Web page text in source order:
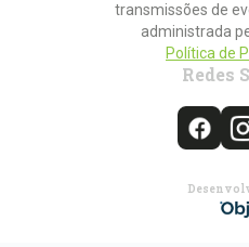
transmissões de
administrada
Política de
Redes